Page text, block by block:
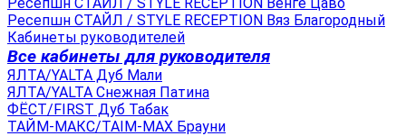
Ресепшн СТАЙЛ / STYLE RECEPTION Вяз Благородный
Кабинеты руководителей
Все кабинеты для руководителя
ЯЛТА/YALTA Дуб Мали
ЯЛТА/YALTA Снежная Патина
ФЁСТ/FIRST Дуб Табак
ТАЙМ-МАКС/TAIM-MAX Брауни